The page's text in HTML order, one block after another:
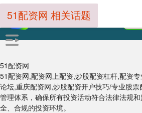
51配资网
51配资网,配资网上配资,炒股配资杠杆,配资
论坛,重庆配资网,炒股配资开户技巧/专业股
管理体系，确保所有投资活动符合法律法规
全、合规的投资环境。
51配资网 相关话题